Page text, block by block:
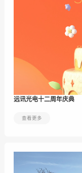
远讯光电十二周年庆典
查看更多